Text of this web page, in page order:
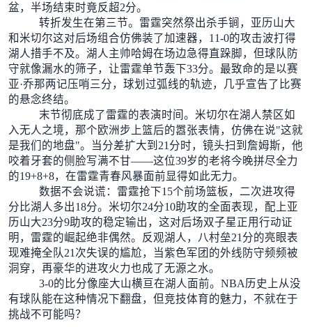
盆，半场结束时竟反超2分。
转折发生在第三节。雷霆突然祭出杀手锏，亚历山大
和米切尔这对后场组合仿佛装了加速器，11-0的攻击波打得
湖人措手不及。湖人主帅哈姆在场边急得直跺脚，但球队防
守就像漏水的筛子，让雷霆单节轰下33分。最致命的是以赛
亚·乔那两记压哨三分，球划过弧线的轨迹，几乎宣告了比赛
的悬念终结。
末节彻底成了雷霆的表演时间。米切尔在湖人禁区如
入无人之境，那个欧洲步上篮后的嚣张表情，仿佛在说"这就
是我们的地盘"。当分差扩大到21分时，镜头扫到詹姆斯，他
咬着牙套的侧脸写满不甘——这位39岁的老将今晚拼尽全力
的19+8+8，在雷霆青春风暴面前显得如此无力。
数据不会说谎：雷霆抢下15个前场篮板，二次进攻得
分比湖人多出18分。米切尔24分10助攻的全面表现，配上亚
历山大23分9助攻的稳定输出，这对后场双子星正用行动证
明，雷霆的崛起绝非偶然。反观湖人，八村垒21分的亮眼表
现难掩全队21次失误的尴尬，当紫色军团的外线防守频频被
洞穿，再豪华的进攻火力也成了无源之水。
3-0的比分像座大山横亘在湖人面前。NBA历史上从没
有球队能在这种情况下翻盘，但竞技体育的魅力，不就在于
挑战不可能吗？